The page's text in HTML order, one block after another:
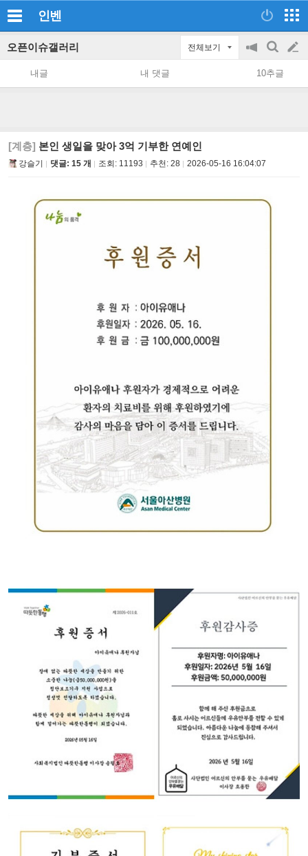
인벤
오픈이슈갤러리 전체보기
공
지
on/off
검
색
글
쓰
내글 내 댓글 10추글
[계층] 본인 생일을 맞아 3억 기부한 연예인
강슬기 댓글: 15 개 조회: 11193 추천: 28 2026-05-16 16:04:07